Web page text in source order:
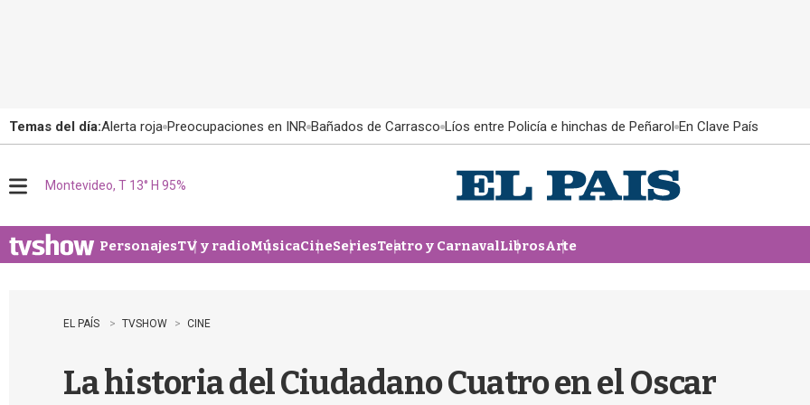
Temas del día:Alerta roja Preocupaciones en INR Bañados de Carrasco Líos entre Policía e hinchas de Peñarol En Clave País
u
Montevideo, T 13° H 95%
PersonajesTV y radioMúsicaCineSeriesTeatro y CarnavalLibrosArte
EL PAÍS TVSHOW CINE
La historia del Ciudadano Cuatro en el Oscar